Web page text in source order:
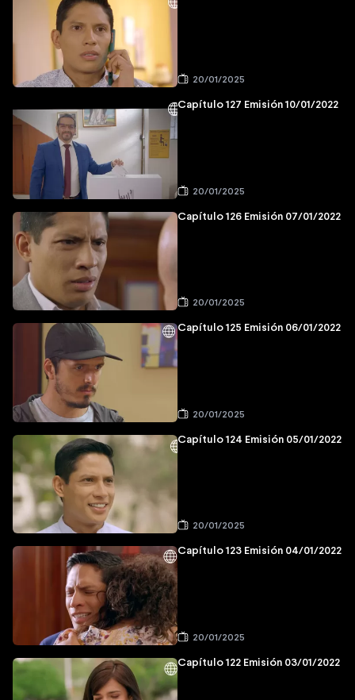
20/01/2025
Capítulo 127 Emisión 10/01/2022
20/01/2025
Capítulo 126 Emisión 07/01/2022
20/01/2025
Capítulo 125 Emisión 06/01/2022
20/01/2025
Capítulo 124 Emisión 05/01/2022
20/01/2025
Capítulo 123 Emisión 04/01/2022
20/01/2025
Capítulo 122 Emisión 03/01/2022